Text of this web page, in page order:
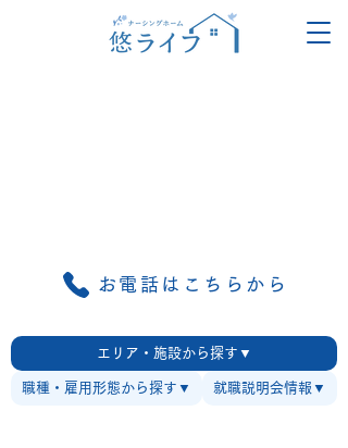
お電話はこちらから
エリア・施設から探す▼
職種・雇用形態から探す▼ 就職説明会情報▼